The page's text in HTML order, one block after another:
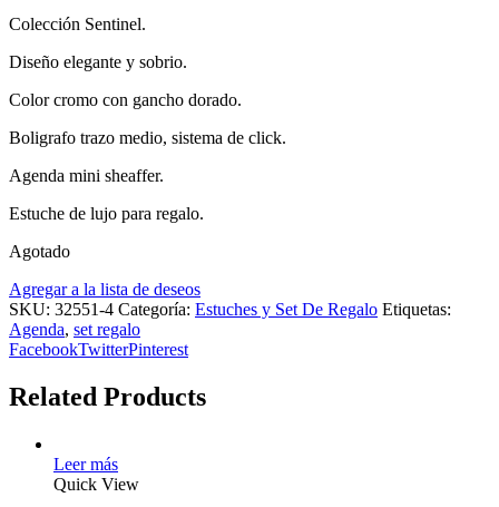
Colección Sentinel.
Diseño elegante y sobrio.
Color cromo con gancho dorado.
Boligrafo trazo medio, sistema de click.
Agenda mini sheaffer.
Estuche de lujo para regalo.
Agotado
Agregar a la lista de deseos
SKU: 32551-4 Categoría: Estuches y Set De Regalo Etiquetas:
Agenda, set regalo
FacebookTwitterPinterest
Related Products
Leer más
Quick View